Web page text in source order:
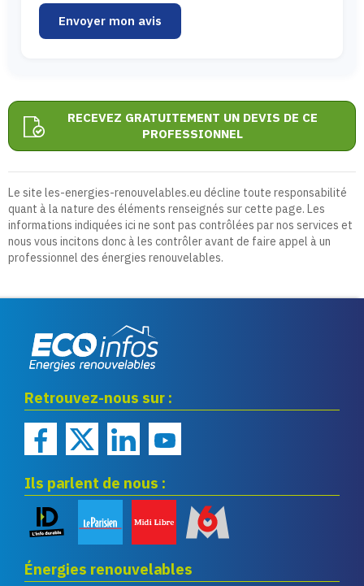
Envoyer mon avis
RECEVEZ GRATUITEMENT UN DEVIS DE CE
PROFESSIONNEL
Le site les-energies-renouvelables.eu décline toute responsabilité
quant à la nature des éléments renseignés sur cette page. Les
informations indiquées ici ne sont pas contrôlées par nos services et
nous vous incitons donc à les contrôler avant de faire appel à un
professionnel des énergies renouvelables.
renouvelables
Retrouvez-nous sur :
Ils parlent de nous :
Énergies renouvelables